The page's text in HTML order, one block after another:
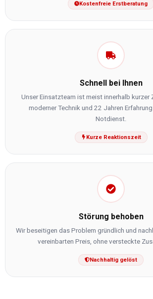
Kostenfreie Erstberatung
Schnell bei Ihnen
Unser Einsatzteam ist meist innerhalb kurzer
moderner Technik und 22 Jahren
Notdienst.
Kurze Reaktionszeit
Störung behoben
Wir beseitigen das Problem gründlich und
vereinbarten Preis, ohne versteckte
Nachhaltig gelöst